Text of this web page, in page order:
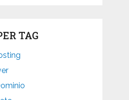
TAG